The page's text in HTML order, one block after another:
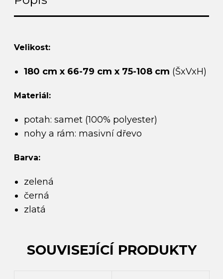
Velikost:
180 cm x 66-79 cm x 75-108 cm (ŠxVxH)
Materiál:
potah: samet (100% polyester)
nohy a rám: masivní dřevo
Barva:
zelená
černá
zlatá
SOUVISEJÍCÍ PRODUKTY